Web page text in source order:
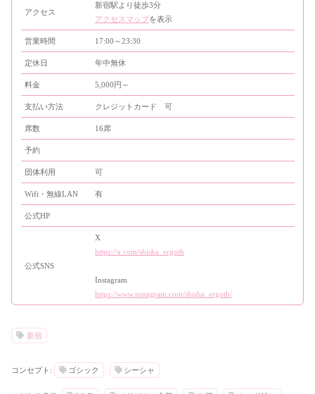
アクセス
新宿駅より徒歩3分
アクセスマップを表示
営業時間 17:00～23:30
定休日 年中無休
料金 5,000円～
支払い方法 クレジットカード 可
席数 16席
予約
団体利用 可
Wifi・無線LAN 有
公式HP
公式SNS
X
https://x.com/shisha_ergoth
Instagram
https://www.instagram.com/shisha_ergoth/
新宿
コンセプト: ゴシック シーシャ